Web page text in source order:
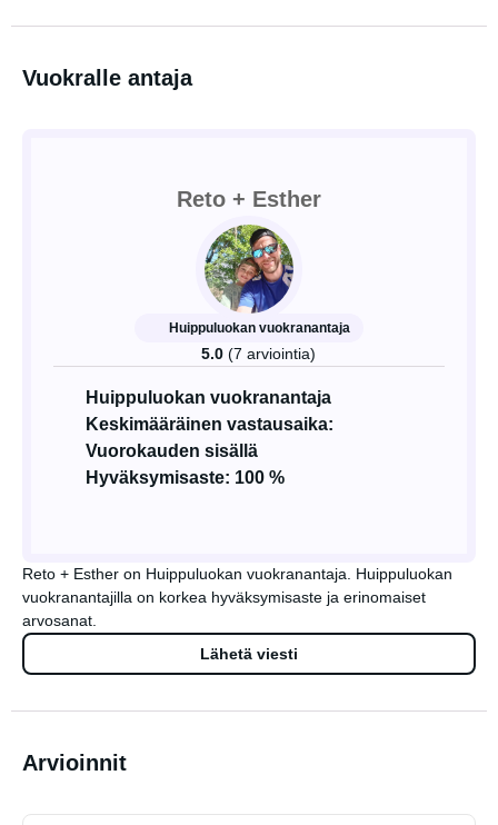
Vuokralle antaja
Reto + Esther
Huippuluokan vuokranantaja
5.0 (7 arviointia)
Huippuluokan vuokranantaja
Keskimääräinen vastausaika:
Vuorokauden sisällä
Hyväksymisaste: 100 %
Reto + Esther on Huippuluokan vuokranantaja. Huippuluokan
vuokranantajilla on korkea hyväksymisaste ja erinomaiset
arvosanat.
Lähetä viesti
Arvioinnit